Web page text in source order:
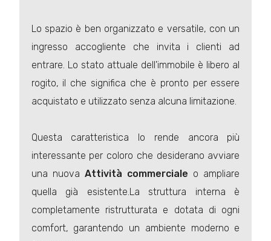
Lo spazio è ben organizzato e versatile, con un
ingresso accogliente che invita i clienti ad
entrare. Lo stato attuale dell'immobile è libero al
rogito, il che significa che è pronto per essere
acquistato e utilizzato senza alcuna limitazione.
Questa caratteristica lo rende ancora più
interessante per coloro che desiderano avviare
una nuova Attività commerciale o ampliare
quella già esistente.La struttura interna è
completamente ristrutturata e dotata di ogni
comfort, garantendo un ambiente moderno e